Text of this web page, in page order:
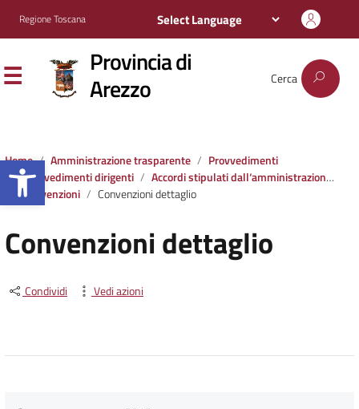
Apri la barra degli strumenti
Regione Toscana
Provincia di
Arezzo Cerca
Home Amministrazione trasparente
Provvedimenti
Provvedimenti dirigenti
Accordi stipulati dall‘amministrazione con soggetti privati o con altre amministrazioni pubbliche
Convenzioni
Convenzioni dettaglio
Convenzioni dettaglio
Condividi Vedi azioni